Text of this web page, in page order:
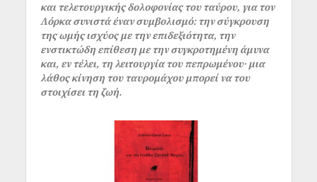
και τελετουργικής δολοφονίας του ταύρου, για τον
Λόρκα συνιστά έναν συμβολισμό: την σύγκρουση
της ωμής ισχύος με την επιδεξιότητα, την
ενστικτώδη επίθεση με την συγκροτημένη άμυνα
και, εν τέλει, τη λειτουργία του πεπρωμένου· μια
λάθος κίνηση του ταυρομάχου μπορεί να του
στοιχίσει τη ζωή.